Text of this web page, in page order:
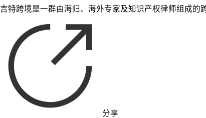
吉特跨境是一群由海归、海外专家及知识产权律师组成的
分享